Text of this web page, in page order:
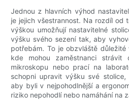
Jednou z hlavních výhod
je jejich všestrannost. Na rozdíl od
výškou umožňují nastavitelné
výšku svého sezení tak, aby
potřebám. To je obzvláště
kde mohou zaměstnanci strávit
mikroskopu nebo prací na
schopni upravit výšku své stolice,
aby byli v nejpohodlnější a
riziko nepohodlí nebo namáhání na